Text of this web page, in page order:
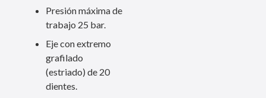
Presión máxima de
trabajo 25 bar.
Eje con extremo
grafilado
(estriado) de 20
dientes.